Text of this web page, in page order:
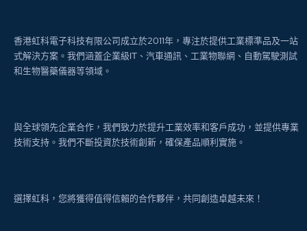
香港虹科電子科技有限公司成立於2011年，專注於提供工業標準品及一站
式解決方案。我們涵蓋企業級IT、汽車通訊、工業物聯網、自動駕駛測試
和生物醫藥儀器等領域。
與全球領先企業合作，我們致力於提升工業效率和客戶成功，並提供專業
技術支持。我們不斷投資於技術創新，確保產品順利實施。
選擇虹科，您將獲得值得信賴的合作夥伴，共同創造卓越未來！